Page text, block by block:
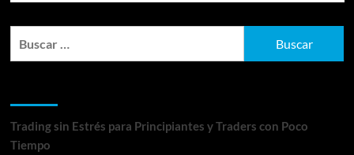
Wave
de
Trading sin Estrés para Principiantes y Traders con Poco
Tiempo